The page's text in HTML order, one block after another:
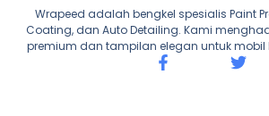
Wrapeed adalah bengkel spesialis Paint
Coating, dan Auto Detailing. Kami
premium dan tampilan elegan untuk
F
a
T